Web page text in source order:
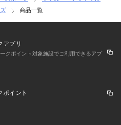
商品一覧
アプリ
クポイント対象施設でご利用できるアプ
ポイント